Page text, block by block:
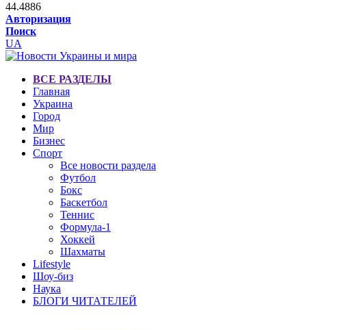
44.4886
Авторизация
Поиск
UA
ВСЕ РАЗДЕЛЫ
Главная
Украина
Город
Мир
Бизнес
Спорт
Все новости раздела
Футбол
Бокс
Баскетбол
Теннис
Формула-1
Хоккей
Шахматы
Lifestyle
Шоу-биз
Наука
БЛОГИ ЧИТАТЕЛЕЙ